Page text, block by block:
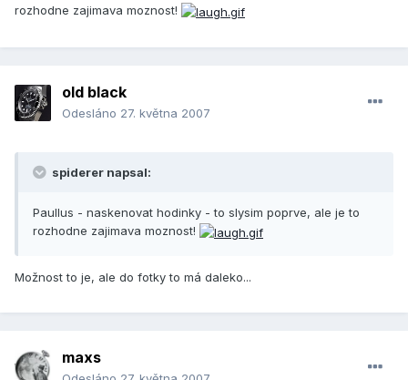
rozhodne zajimava moznost!
old black
Odesláno 27. května 2007
spiderer napsal:
Paullus - naskenovat hodinky - to slysim poprve, ale je to
rozhodne zajimava moznost!
Možnost to je, ale do fotky to má daleko...
maxs